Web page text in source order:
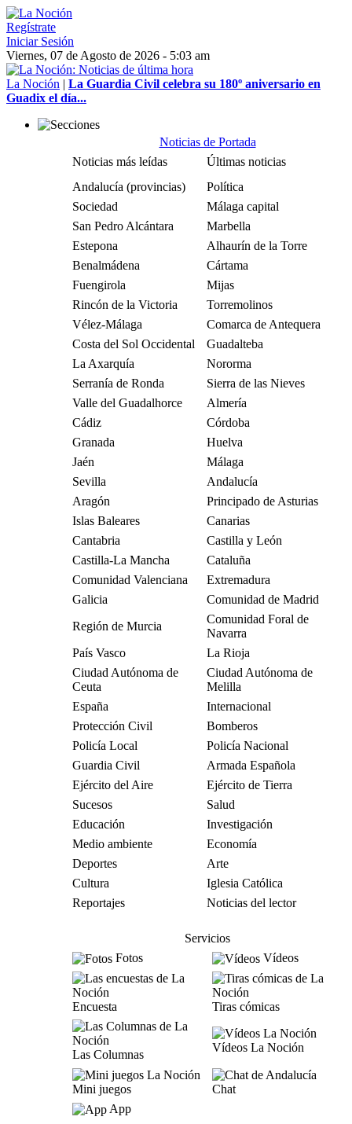
Regístrate
Iniciar Sesión
Viernes, 07 de Agosto de 2026 - 5:03 am
La Noción | La Guardia Civil celebra su 180º aniversario en
Guadix el día...
Noticias de Portada
Noticias más leídas
Últimas noticias
Andalucía (provincias)
Política
Sociedad
Málaga capital
San Pedro Alcántara
Marbella
Estepona
Alhaurín de la Torre
Benalmádena
Cártama
Fuengirola
Mijas
Rincón de la Victoria
Torremolinos
Vélez-Málaga
Comarca de Antequera
Costa del Sol Occidental
Guadalteba
La Axarquía
Nororma
Serranía de Ronda
Sierra de las Nieves
Valle del Guadalhorce
Almería
Cádiz
Córdoba
Granada
Huelva
Jaén
Málaga
Sevilla
Andalucía
Aragón
Principado de Asturias
Islas Baleares
Canarias
Cantabria
Castilla y León
Castilla-La Mancha
Cataluña
Comunidad Valenciana
Extremadura
Galicia
Comunidad de Madrid
Región de Murcia
Comunidad Foral de
Navarra
País Vasco
La Rioja
Ciudad Autónoma de
Ceuta
Ciudad Autónoma de
Melilla
España
Internacional
Protección Civil
Bomberos
Policía Local
Policía Nacional
Guardia Civil
Armada Española
Ejército del Aire
Ejército de Tierra
Sucesos
Salud
Educación
Investigación
Medio ambiente
Economía
Deportes
Arte
Cultura
Iglesia Católica
Reportajes
Noticias del lector
Servicios
Fotos
Vídeos
Encuesta Tiras cómicas
Las Columnas
Vídeos La Noción
Mini juegos
Chat
App